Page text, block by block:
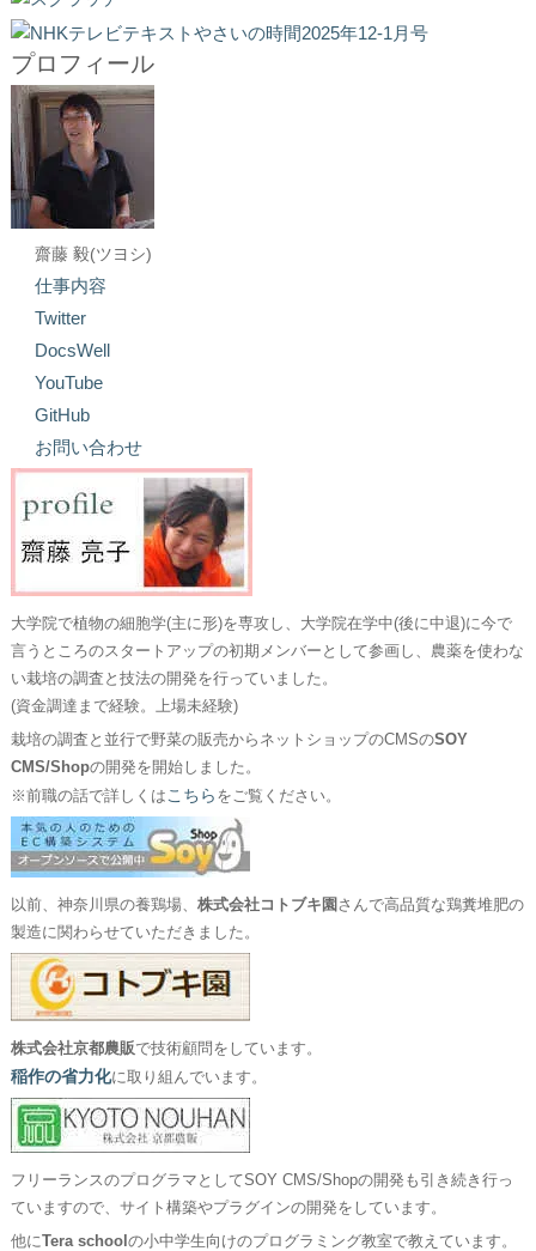
プロフィール
齋藤 毅(ツヨシ)
仕事内容
Twitter
DocsWell
YouTube
GitHub
お問い合わせ
大学院で植物の細胞学(主に形)を専攻し、大学院在学中(後に中退)に今で
言うところのスタートアップの初期メンバーとして参画し、農薬を使わな
い栽培の調査と技法の開発を行っていました。
(資金調達まで経験。上場未経験)
栽培の調査と並行で野菜の販売からネットショップのCMSのSOY
CMS/Shopの開発を開始しました。
※前職の話で詳しくは こちら をご覧ください。
以前、神奈川県の養鶏場、 株式会社コトブキ園 さんで高品質な鶏糞堆肥の
製造に関わらせていただきました。
株式会社京都農販で技術顧問をしています。
稲作の省力化に取り組んでいます。
フリーランスのプログラマとしてSOY CMS/Shopの開発も引き続き行っ
ていますので、サイト構築やプラグインの開発をしています。
他にTera school の小中学生向けのプログラミング教室で教えています。